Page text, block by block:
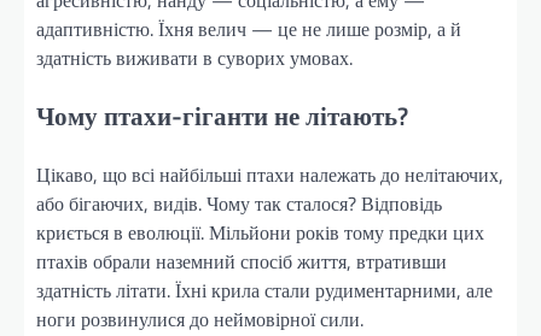
адаптивністю. Їхня велич — це не лише розмір, а й
здатність виживати в суворих умовах.
Чому птахи-гіганти не літають?
Цікаво, що всі найбільші птахи належать до нелітаючих,
або бігаючих, видів. Чому так сталося? Відповідь
криється в еволюції. Мільйони років тому предки цих
птахів обрали наземний спосіб життя, втративши
здатність літати. Їхні крила стали рудиментарними, але
ноги розвинулися до неймовірної сили.